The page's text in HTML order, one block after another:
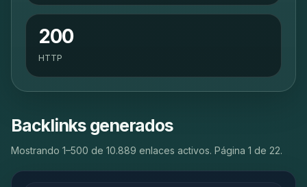
200
HTTP
Backlinks generados
Mostrando 1–500 de 10.889 enlaces activos. Página 1 de 22.